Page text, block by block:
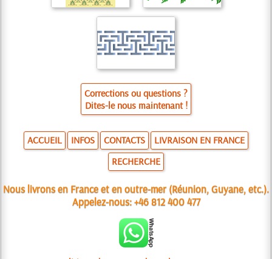
Corrections ou questions ?
Dites-le nous maintenant !
ACCUEIL INFOS CONTACTS
LIVRAISON EN FRANCE
RECHERCHE
Nous livrons en France et en outre-mer (Réunion, Guyane, etc.).
Appelez-nous:+46 812 400 477